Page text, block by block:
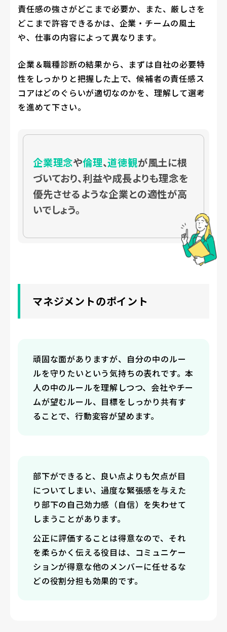
責任感の強さがどこまで必要か、また、厳しさを
どこまで許容できるかは、企業・チームの風土
や、仕事の内容によって異なります。
企業＆職種診断の結果から、まずは自社の必要特
性をしっかりと把握した上で、候補者の責任感ス
コアはどのぐらいが適切なのかを、理解して選考
を進めて下さい。
企業理念や倫理、道徳観が風土に根
づいており、利益や成長よりも理念を
優先させるような企業との適性が高
いでしょう。
マネジメントのポイント
頑固な面がありますが、自分の中のルー
ルを守りたいという気持ちの表れです。本
人の中のルールを理解しつつ、会社やチー
ムが望むルール、目標をしっかり共有す
ることで、行動変容が望めます。
部下ができると、良い点よりも欠点が目
についてしまい、過度な緊張感を与えた
り部下の自己効力感（自信）を失わせて
しまうことがあります。
公正に評価することは得意なので、それ
を柔らかく伝える役目は、コミュニケー
ションが得意な他のメンバーに任せるな
どの役割分担も効果的です。